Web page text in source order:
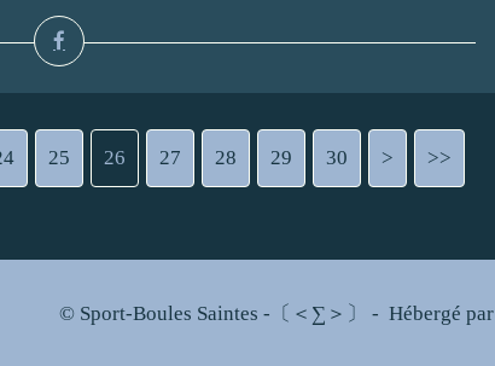
25 26 27 28 29 30 40
50
60
70
80
90
100
200
> >>
© Sport-Boules Saintes -〔＜∑＞〕 - Hébergé par